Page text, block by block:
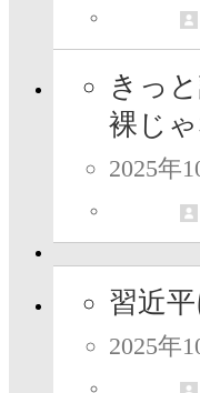
きっ
裸じゃ
2025年
習近
2025年